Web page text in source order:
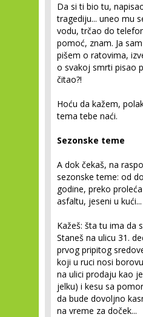
Da si ti bio tu,
tragediju... uneo mu
vodu, trčao do
pomoć, znam. Ja
pišem o ratovima,
o svakoj smrti pisao
čitao?!
Hoću da kažem,
tema tebe naći.
Sezonske teme
A dok čekaš, na
sezonske teme: od
godine, preko
asfaltu, jeseni u kući...
Kažeš: šta tu ima da
Staneš na ulicu 31.
prvog pripitog
koji u ruci nosi
na ulici prodaju kao
jelku) i kesu sa
da bude dovoljno
na vreme za doček...